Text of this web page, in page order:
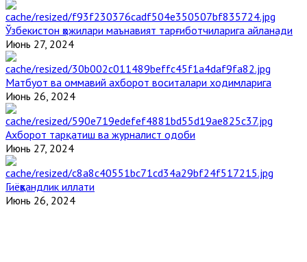
Ўзбекистон ҳожилари маънавият тарғиботчиларига айланади
Июнь 27, 2024
Матбуот ва оммавий ахборот воситалари ходимларига
Июнь 26, 2024
Ахборот тарқатиш ва журналист одоби
Июнь 27, 2024
Гиёҳвандлик иллати
Июнь 26, 2024